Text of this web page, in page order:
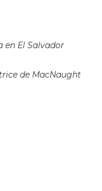
en El Salvador
de MacNaught